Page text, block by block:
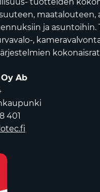
maatalouteen,
ja asuntoihin.
,
Ab
401